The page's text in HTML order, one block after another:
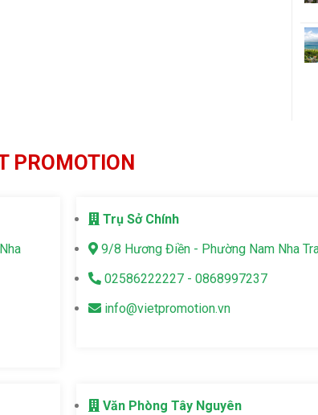
PROMOTION
Trụ Sở Chính
9/8 Hương Điền - Phường Nam Nha
02586222227 - 0868997237
info@vietpromotion.vn
Văn Phòng Tây Nguyên